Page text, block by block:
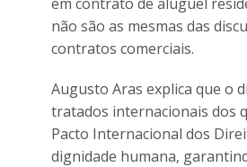
não são as mesmas das
contratos comerciais.
Augusto Aras explica que o
tratados internacionais dos
Pacto Internacional dos
dignidade humana,